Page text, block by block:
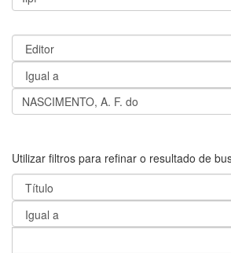
Utilizar filtros para refinar o resultado de